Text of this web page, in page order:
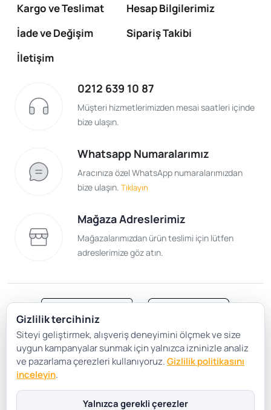
Kargo ve Teslimat
Hesap Bilgilerimiz
İade ve Değişim
Sipariş Takibi
İletişim
0212 639 10 87
Müşteri hizmetlerimizden mesai saatleri içinde
bize ulaşın.
Whatsapp Numaralarımız
Aracınıza özel WhatsApp numaralarımızdan
bize ulaşın. Tıklayın
Mağaza Adreslerimiz
Mağazalarımızdan ürün teslimi için lütfen
adreslerimize göz atın.
Satış Sözleşmesi
Gizlilik ve Güvenlik
Gizlilik Politikası
Çerez Tercihleri
Gizlilik tercihiniz
Siteyi geliştirmek, alışveriş deneyimini ölçmek ve size
uygun kampanyalar sunmak için yalnızca izninizle analiz
ve pazarlama çerezleri kullanıyoruz.Gizlilik politikasını
inceleyin.
Yalnızca gerekli çerezler